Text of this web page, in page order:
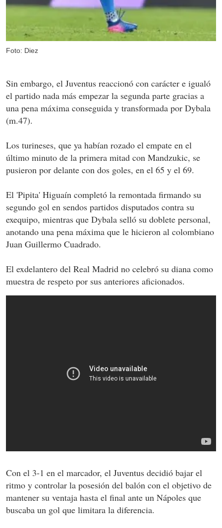
Foto: Diez
Sin embargo, el Juventus reaccionó con carácter e igualó
el partido nada más empezar la segunda parte gracias a
una pena máxima conseguida y transformada por Dybala
(m.47).
Los turineses, que ya habían rozado el empate en el
último minuto de la primera mitad con Mandzukic, se
pusieron por delante con dos goles, en el 65 y el 69.
El 'Pipita' Higuaín completó la remontada firmando su
segundo gol en sendos partidos disputados contra su
exequipo, mientras que Dybala selló su doblete personal,
anotando una pena máxima que le hicieron al colombiano
Juan Guillermo Cuadrado.
El exdelantero del Real Madrid no celebró su diana como
muestra de respeto por sus anteriores aficionados.
Con el 3-1 en el marcador, el Juventus decidió bajar el
ritmo y controlar la posesión del balón con el objetivo de
mantener su ventaja hasta el final ante un Nápoles que
buscaba un gol que limitara la diferencia.